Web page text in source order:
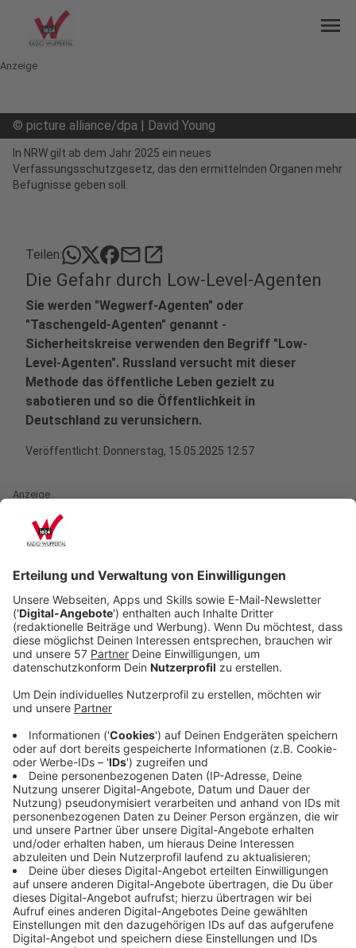
menu
Anzeige
© picture alliance/dpa | David Young
In NRW gilt ab dem Jahr 2025 ein neues
Verfassungsschutzgesetz, das den ermittelnden Organen mehr
Befugnisse geben soll.
Teilen: mailopen_in_new
Die Gefahr durch Low-Level-Agenten
Sie werden "Wegwerf-Agenten" oder
"Taschengeld-Agenten" genannt -
Sicherheitskreise verwenden den Begriff "Low-
Level-Agenten". Russland versucht mit dieser
Methode das öffentliche Leben gezielt zu
sabotieren und so die Öffentlichkeit in
Deutschland zu verunsichern.
Veröffentlicht: Donnerstag, 15.05.2025 12:57
Anzeige
Diese Nachricht hat in dieser Woche aufhorchen
lassen: In Köln, Konstanz und der Schweiz hat die
sollten im Auftrag Russlands Sprengsätze in
Päckchen verschicken, die auf dem Postweg
explodieren sollten. Solche Vorfälle sind bei uns
Deutschland kein Einzelfall:
20. Juli 2024: Am Flughafen Leipzig explodiert ein
Paket - wie durch ein Wunder außerhalb der
Frachtmaschine, die an diesem Tag Verspätung
hatte.
5. Februar 2025:Kurz vor der Bundestagswahl
wird in mehreren Bundesländern in die
Auspuffrohre von parkenden Autos Bauschaum
gesprüht.
Das sind nur zwei Beispiele, in denen die Behörden
sogenannte Low-Level-Agenten im Verdacht haben.
Jürgen Kayser, Chef des Verfassungsschutzes in NRW
sagt, dass dahinter Russland steckt. Es würden
Menschen engagiert, die keine besonderen